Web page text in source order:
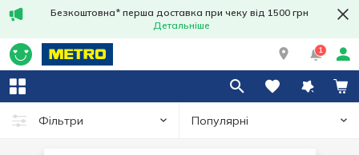
Безкоштовна* перша доставка при чеку від 1500 грн
Детальніше
1
Фільтри Популярні